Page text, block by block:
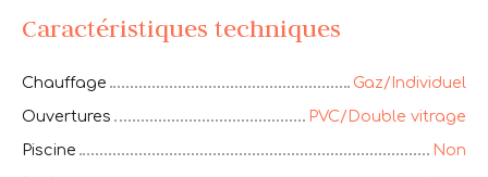
Caractéristiques techniques
Chauffage
Gaz/Individuel
Ouvertures
PVC/Double vitrage
Piscine
Non